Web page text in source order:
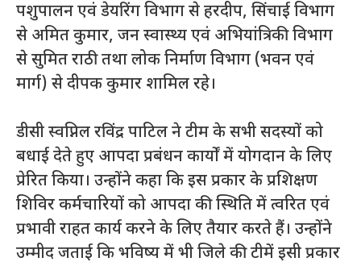
पशुपालन एवं डेयरिंग विभाग से हरदीप, सिंचाई विभाग
से अमित कुमार, जन स्वास्थ्य एवं अभियांत्रिकी विभाग
से सुमित राठी तथा लोक निर्माण विभाग (भवन एवं
मार्ग) से दीपक कुमार शामिल रहे।
डीसी स्वप्निल रविंद्र पाटिल ने टीम के सभी सदस्यों को
बधाई देते हुए आपदा प्रबंधन कार्यों में योगदान के लिए
प्रेरित किया। उन्होंने कहा कि इस प्रकार के प्रशिक्षण
शिविर कर्मचारियों को आपदा की स्थिति में त्वरित एवं
प्रभावी राहत कार्य करने के लिए तैयार करते हैं। उन्होंने
उम्मीद जताई कि भविष्य में भी जिले की टीमें इसी प्रकार